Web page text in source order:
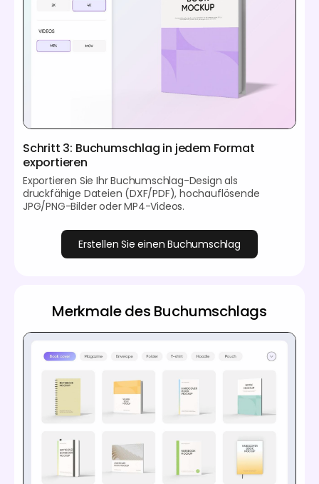
Schritt 3: Buchumschlag in jedem Format
exportieren
Exportieren Sie Ihr Buchumschlag-Design als
druckfähige Dateien (DXF/PDF), hochauflösende
JPG/PNG-Bilder oder MP4-Videos.
Erstellen Sie einen Buchumschlag
Merkmale des Buchumschlags